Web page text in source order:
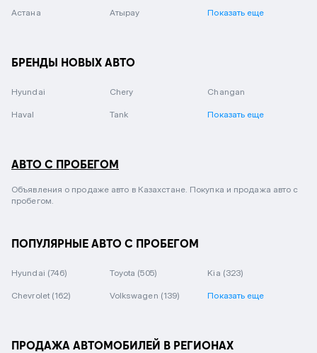
Астана Атырау Показать еще
БРЕНДЫ НОВЫХ АВТО
Hyundai Chery Changan
Haval Tank Показать еще
АВТО С ПРОБЕГОМ
Объявления о продаже авто в Казахстане. Покупка и продажа авто с
пробегом.
ПОПУЛЯРНЫЕ АВТО С ПРОБЕГОМ
Hyundai (746) Toyota (505) Kia (323)
Chevrolet (162) Volkswagen (139) Показать еще
ПРОДАЖА АВТОМОБИЛЕЙ В РЕГИОНАХ